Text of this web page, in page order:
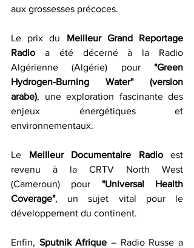
aux grossesses précoces.
Le prix du Meilleur Grand Reportage
Radio a été décerné à la Radio
Algérienne (Algérie) pour "Green
Hydrogen-Burning Water" (version
arabe), une exploration fascinante des
enjeux énergétiques et
environnementaux.
Le Meilleur Documentaire Radio est
revenu à la CRTV North West
(Cameroun) pour "Universal Health
Coverage", un sujet vital pour le
développement du continent.
Enfin, Sputnik Afrique – Radio Russe a